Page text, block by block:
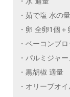
・茹で塩 水の
・卵 全卵1個
・ベーコンブ
・パルミジャ
・黒胡椒 適量
・オリーブオ